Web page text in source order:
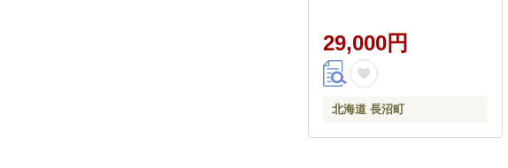
29,000円
北海道 長沼町